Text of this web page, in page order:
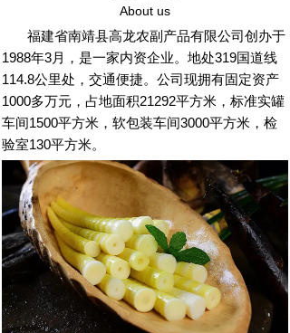
About us
福建省南靖县高龙农副产品有限公司创办于
1988年3月，是一家内资企业。地处319国道线
114.8公里处，交通便捷。公司现拥有固定资产
1000多万元，占地面积21292平方米，标准实罐
车间1500平方米，软包装车间3000平方米，检
验室130平方米。